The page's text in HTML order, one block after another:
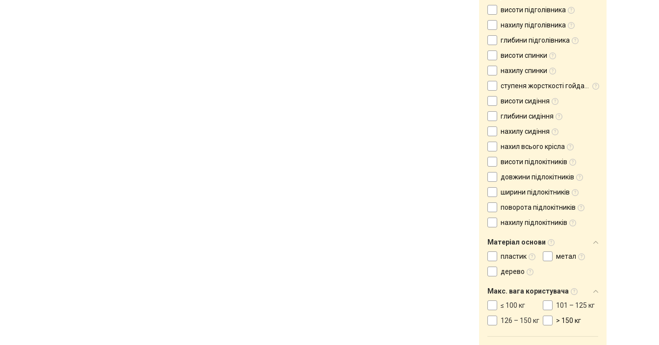
висоти підголівника
нахилу підголівника
глибини підголівника
висоти спинки
нахилу спинки
ступеня жорсткості гойдання
висоти сидіння
глибини сидіння
нахилу сидіння
нахил всього крісла
висоти підлокітників
довжини підлокітників
ширини підлокітників
поворота підлокітників
нахилу підлокітників
Матеріал основи
пластик
метал
дерево
Макс. вага користувача
≤ 100 кг
101 – 125 кг
126 – 150 кг
> 150 кг